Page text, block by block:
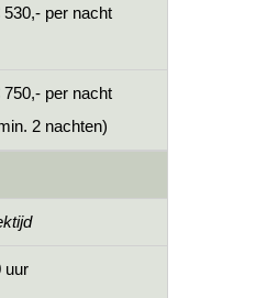
530,- per nacht
750,- per nacht
2 nachten)
uur